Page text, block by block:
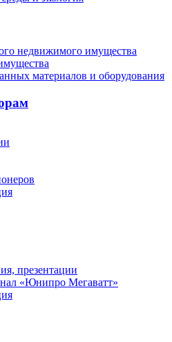
недвижимого имущества
материалов и оборудования
презентации
«Юнипро Мегаватт»